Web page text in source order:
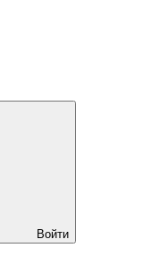
Войти